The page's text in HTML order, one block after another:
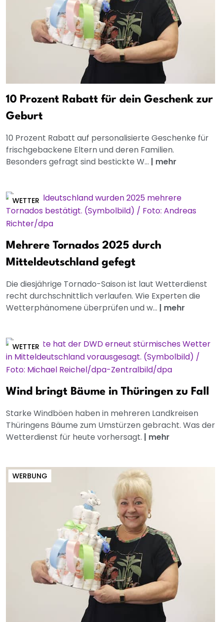
10 Prozent Rabatt für dein Geschenk zur
Geburt
10 Prozent Rabatt auf personalisierte Geschenke für
frischgebackene Eltern und deren Familien.
Besonders gefragt sind bestickte W... | mehr
WETTER
Mehrere Tornados 2025 durch
Mitteldeutschland gefegt
Die diesjährige Tornado-Saison ist laut Wetterdienst
recht durchschnittlich verlaufen. Wie Experten die
Wetterphänomene überprüfen und w... | mehr
WETTER
Wind bringt Bäume in Thüringen zu Fall
Starke Windböen haben in mehreren Landkreisen
Thüringens Bäume zum Umstürzen gebracht. Was der
Wetterdienst für heute vorhersagt. | mehr
WERBUNG